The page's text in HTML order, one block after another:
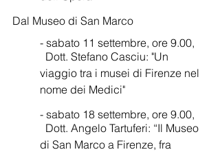
Dal Museo di San Marco
- sabato 11 settembre, ore 9.00,
viaggio tra i musei di Firenze nel
nome dei Medici"
- sabato 18 settembre, ore 9.00,
di San Marco a Firenze, fra